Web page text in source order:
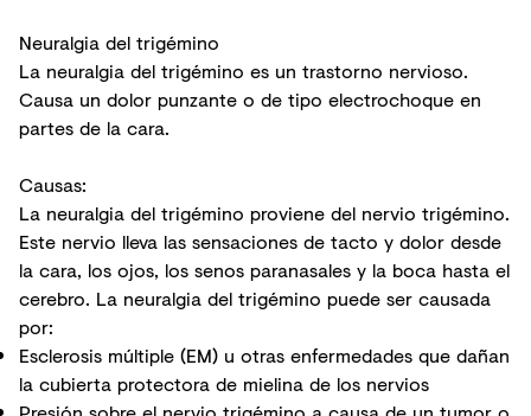
Neuralgia del trigémino
La neuralgia del trigémino es un trastorno nervioso.
Causa un dolor punzante o de tipo electrochoque en
partes de la cara.
Causas:
La neuralgia del trigémino proviene del nervio trigémino.
Este nervio lleva las sensaciones de tacto y dolor desde
la cara, los ojos, los senos paranasales y la boca hasta el
cerebro. La neuralgia del trigémino puede ser causada
por:
Esclerosis múltiple (EM) u otras enfermedades que dañan
la cubierta protectora de mielina de los nervios